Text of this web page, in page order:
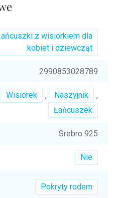
z wisiorkiem dla
kobiet i dziewcząt
2990853028789
Wisiorek , Naszyjnik
,
Łańcuszek
Srebro 925
Nie
Pokryty rodem